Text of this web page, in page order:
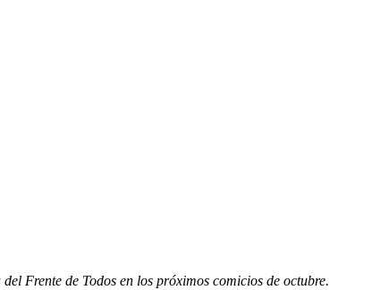
Frente de Todos en los próximos comicios de octubre.